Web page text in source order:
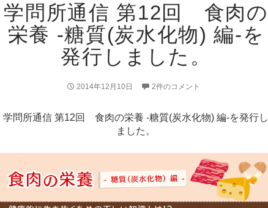
学問所通信 第12回 食肉の
栄養 -糖質(炭水化物) 編-を
発行しました。
2014年12月10日 2件のコメント
学問所通信 第12回 食肉の栄養 -糖質(炭水化物) 編-を発行
ました。